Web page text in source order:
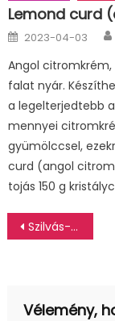
Lemond curd
Posted
on
2023-04-03
Angol
falat nyár.
a legelterjedtebb
mennyei
gyümölccsel,
curd (angol
tojás 150 g
Bejegyzés
Szilvás-mákos morzsasüti
Vélemény,